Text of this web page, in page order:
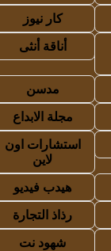
كار نيوز
أناقة أنثى
مدسن
مجلة الابداع
استشارات اون
لاين
هيدب فيديو
رذاذ التجارة
شهود نت